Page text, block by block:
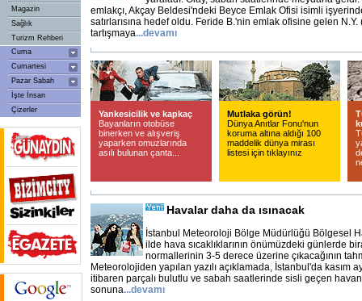
Magazin
Sağlık
Turizm Rehberi
Cuma
Cumartesi
Pazar Sabah
İşte İnsan
Çizerler
emlakçı, Akçay Beldesi'ndeki Beyce Emlak Ofisi isimli
satırlarısına hedef oldu. Feride B.'nin emlak ofisine gelen
tartışmaya...devamı
Yankesicilik ve kapkaç
Bayanların otobüse
binerken ve alışveriş
yaparken omuzlarında
asılı bulunan çanta...
Mutlaka görün!
Dünya Anıtlar Fonu'nun
koruma altına aldığı 100
maddelik dünya mirası
listesi için tıklayınız
Havalar daha da ısınacak
İstanbul Meteoroloji Bölge Müdürlüğü Bölgesel
ilde hava sıcaklıklarının önümüzdeki günlerde
normallerinin 3-5 derece üzerine çıkacağının
Meteorolojiden yapılan yazılı açıklamada, İstanbul'da kasım
itibaren parçalı bulutlu ve sabah saatlerinde sisli geçen
sonuna...devamı